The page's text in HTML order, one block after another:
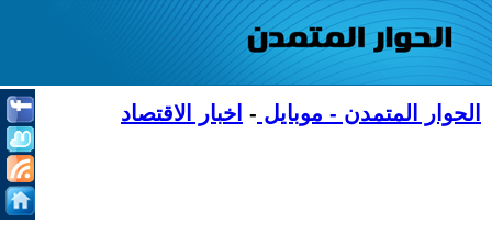
الحوار المتمدن - موبايل - اخبار الاقتصاد